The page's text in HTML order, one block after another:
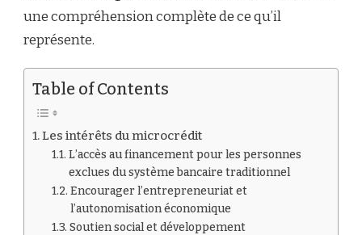
une compréhension complète de ce qu’il
représente.
Table of Contents
Les intérêts du microcrédit
L’accès au financement pour les personnes
exclues du système bancaire traditionnel
Encourager l’entrepreneuriat et
l’autonomisation économique
Soutien social et développement